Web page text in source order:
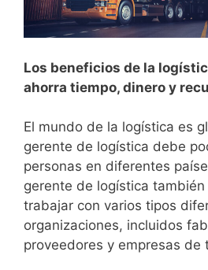
Los beneficios de la
ahorra tiempo, dinero y
El mundo de la logística es
gerente de logística debe
personas en diferentes
gerente de logística
trabajar con varios tipos
organizaciones, incluidos
proveedores y empresas de